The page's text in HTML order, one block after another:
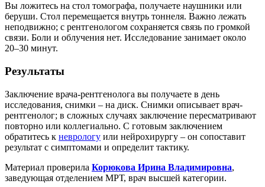
Вы ложитесь на стол томографа, получаете наушники или
беруши. Стол перемещается внутрь тоннеля. Важно лежать
неподвижно; с рентгенологом сохраняется связь по громкой
связи. Боли и облучения нет. Исследование занимает около
20–30 минут.
Результаты
Заключение врача-рентгенолога вы получаете в день
исследования, снимки – на диск. Снимки описывает врач-
рентгенолог; в сложных случаях заключение пересматривают
повторно или коллегиально. С готовым заключением
обратитесь к неврологу или нейрохирургу – он сопоставит
результат с симптомами и определит тактику.
Материал проверила Корюкова Ирина Владимировна,
заведующая отделением МРТ, врач высшей категории.